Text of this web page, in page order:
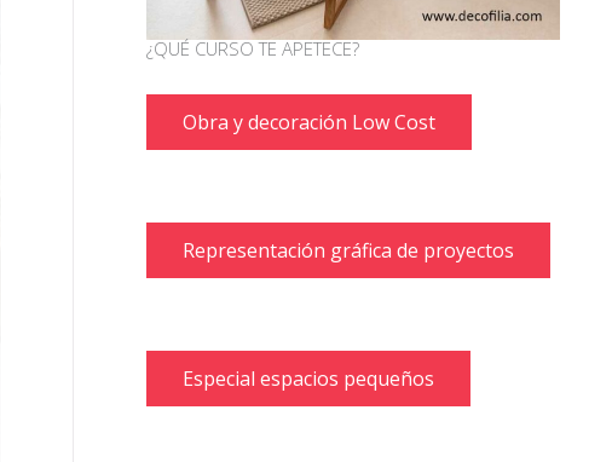
¿QUÉ CURSO TE APETECE?
Obra y decoración Low Cost
Representación gráfica de proyectos
Especial espacios pequeños